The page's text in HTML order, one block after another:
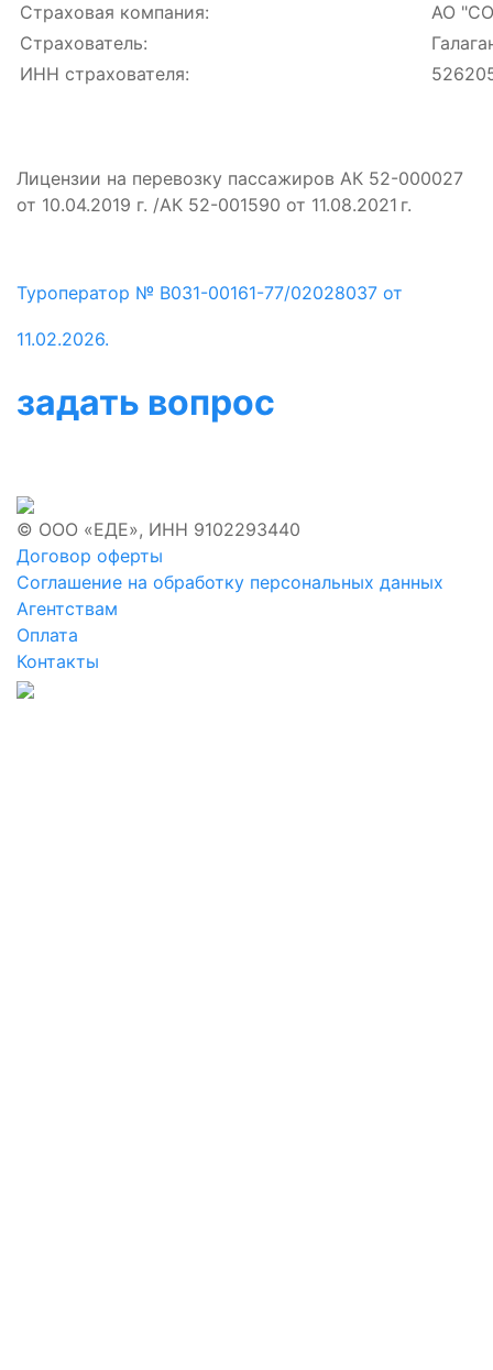
Страховая компания:
АО
Страхователь:
ИНН страхователя:
Лицензии на перевозку пассажиров АК 52-000027
от 10.04.2019 г. /АК 52-001590 от 11.08.2021 г.
Туроператор № В031-00161-77/02028037 от
11.02.2026.
задать вопрос
© ООО «ЕДЕ», ИНН 9102293440
Договор оферты
Соглашение на обработку персональных данных
Агентствам
Оплата
Контакты